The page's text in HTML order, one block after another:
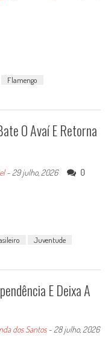
Flamengo
O Avaí E Retorna
- 29 julho, 2026 0
Juventude
E Deixa A
dos Santos- 28 julho, 2026